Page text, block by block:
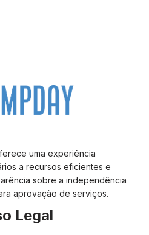
uma experiência
a recursos eficientes e
sobre a independência
aprovação de serviços.
Legal